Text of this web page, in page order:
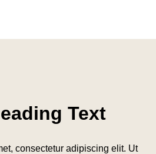
Text
consectetur adipiscing elit. Ut